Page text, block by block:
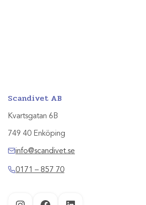
Scandivet AB
Kvartsgatan 6B
749 40 Enköping
info@scandivet.se
0171 – 857 70